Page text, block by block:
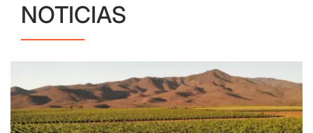
NOTICIAS